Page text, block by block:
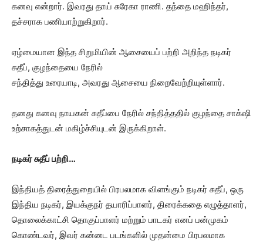
கனவு என்றார். இவரது தாய் சுரேகா ராணி. தந்தை மஹிந்தர்,
தச்சராக பணியாற்றுகிறார்.
ஏழ்மையான இந்த சிறுமியின் ஆசையைப் பற்றி அறிந்த நடிகர்
சுதீப், குழந்தையை நேரில்
சந்தித்து உரையாடி, அவரது ஆசையை நிறைவேற்றியுள்ளார்.
தனது கனவு நாயகன் சுதீப்பை நேரில் சந்தித்ததில் குழந்தை சாக்‌ஷி
உற்சாகத்துடன் மகிழ்ச்சியுடன் இருக்கிறாள்.
நடிகர் சுதீப் பற்றி…
இந்தியத் திரைத்துறையில் பிரபலமாக விளங்கும் நடிகர் சுதீப், ஒரு
இந்திய நடிகர், இயக்குநர் தயாரிப்பாளர், திரைக்கதை எழுத்தாளர்,
தொலைக்காட்சி தொகுப்பாளர் மற்றும் பாடகர் எனப் பன்முகம்
கொண்டவர், இவர் கன்னட படங்களில் முதன்மை பிரபலமாக